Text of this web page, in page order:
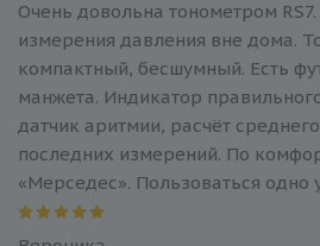
Очень довольна тонометром
измерения давления вне дома.
компактный, бесшумный. Есть
манжета. Индикатор
датчик аритмии, расчёт
последних измерений. По
«Мерседес». Пользоваться одно